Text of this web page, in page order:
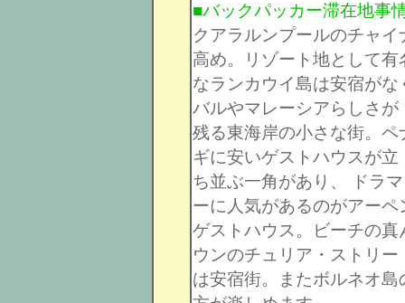
■バックパッカー滞在地事
クアラルンプールのチャ
高め。リゾート地として有
なランカウイ島は安宿が
バルやマレーシアらしさが
残る東海岸の小さな街。
ギに安いゲストハウスが立
ち並ぶ一角があり、 ドラ
ーに人気があるのがアーペ
ゲストハウス。ビーチの
ウンのチュリア・ストリー
は安宿街。またボルネオ